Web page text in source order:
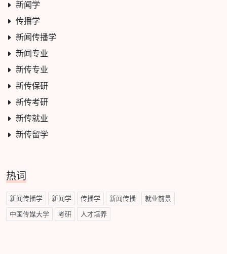
新闻学
传播学
新闻传播学
新闻专业
新传专业
新传保研
新传考研
新传就业
新传留学
热词
新闻传播学 新闻学 传播学 新闻传播 就业前景
中国传媒大学 考研 人才培养